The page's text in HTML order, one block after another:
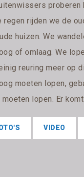
regen rijden we de
huizen. We
of omlaag. We
reuring meer op
moeten lopen,
moeten lopen. Er
VIDEO